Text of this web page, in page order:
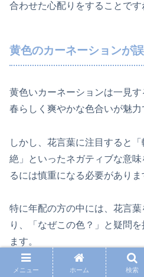
合わせた心配りをすることです
黄色のカーネーションが
黄色いカーネーションは一見す
春らしく爽やかな色合いが魅力
しかし、花言葉に注目すると
絶」といったネガティブな意
るには慎重になる必要がありま
特に年配の方の中には、花言
り、「なぜこの色？」と疑問
ます。
メニュー ホーム 検索